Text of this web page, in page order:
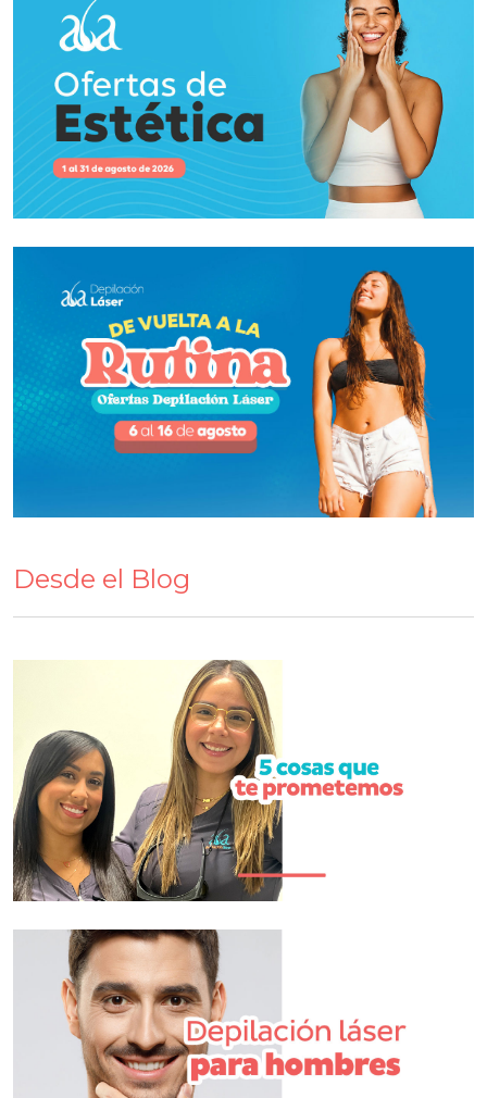
Desde el Blog